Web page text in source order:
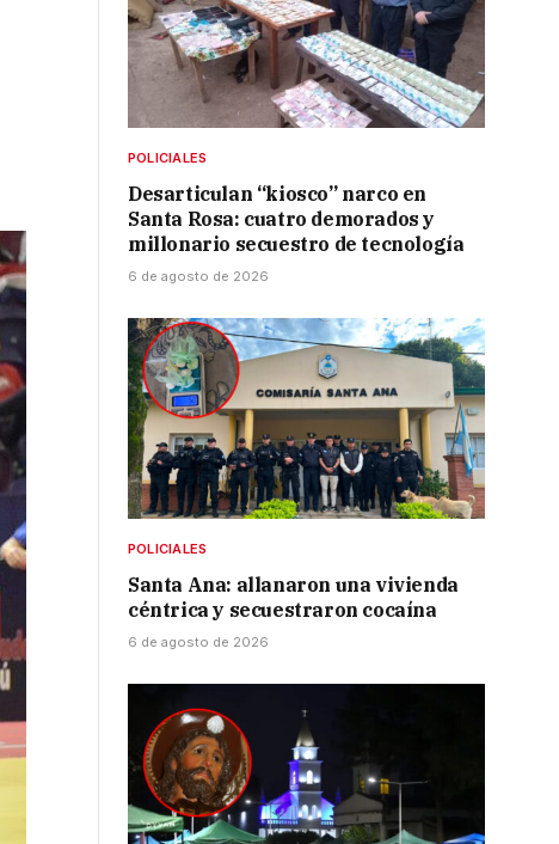
POLICIALES
Desarticulan “kiosco” narco en
Santa Rosa: cuatro demorados y
millonario secuestro de tecnología
6 de agosto de 2026
POLICIALES
Santa Ana: allanaron una vivienda
céntrica y secuestraron cocaína
6 de agosto de 2026